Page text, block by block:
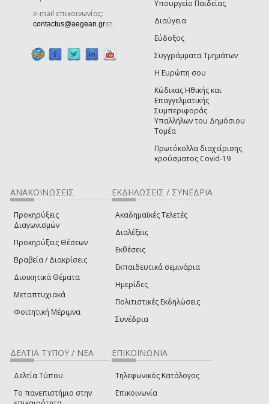
e-mail επικοινωνίας:
contactus@aegean.gr(link sends e-mail)
Υπουργείο Παιδείας
Διαύγεια
Εύδοξος
Συγγράμματα Τμημάτων
Η Ευρώπη σου
Κώδικας Ηθικής και
Επαγγελματικής
Συμπεριφοράς
Υπαλλήλων του Δημόσιου
Τομέα
Πρωτόκολλα διαχείρισης
κρούσματος Covid-19
ΑΝΑΚΟΙΝΩΣΕΙΣ
Προκηρύξεις
Διαγωνισμών
Προκηρύξεις Θέσεων
Βραβεία / Διακρίσεις
Διοικητικά Θέματα
Μεταπτυχιακά
Φοιτητική Μέριμνα
ΕΚΔΗΛΩΣΕΙΣ / ΣΥΝΕΔΡΙΑ
Ακαδημαϊκές Τελετές
Διαλέξεις
Εκθέσεις
Εκπαιδευτικά σεμινάρια
Ημερίδες
Πολιτιστικές Εκδηλώσεις
Συνέδρια
ΔΕΛΤΙΑ ΤΥΠΟΥ / ΝΕΑ
Δελτία Τύπου
Το πανεπιστήμιο στην
ΕΠΙΚΟΙΝΩΝΙΑ
Τηλεφωνικός Κατάλογος
Επικοινωνία